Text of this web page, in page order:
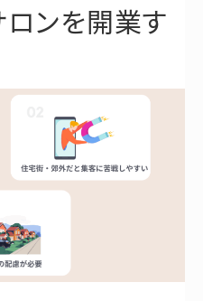
ンを開業す